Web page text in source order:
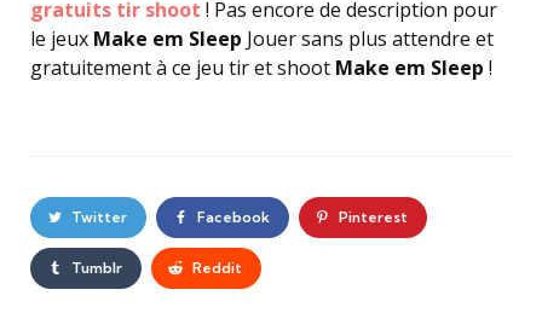
gratuits tir shoot ! Pas encore de description pour
le jeux Make em Sleep Jouer sans plus attendre et
gratuitement à ce jeu tir et shoot Make em Sleep !
Twitter Facebook Pinterest
Tumblr Reddit